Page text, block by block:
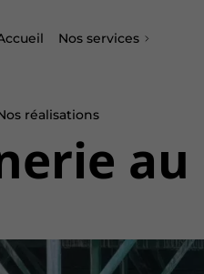
Nos services
réalisations
au